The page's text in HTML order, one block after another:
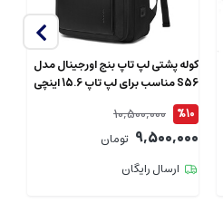
کوله پشتی لپ تاپ بنج اورجینال مدل
S56 مناسب برای لپ تاپ 15.6 اینچی
%10
10,500,000
9,500,000 تومان
ارسال رایگان